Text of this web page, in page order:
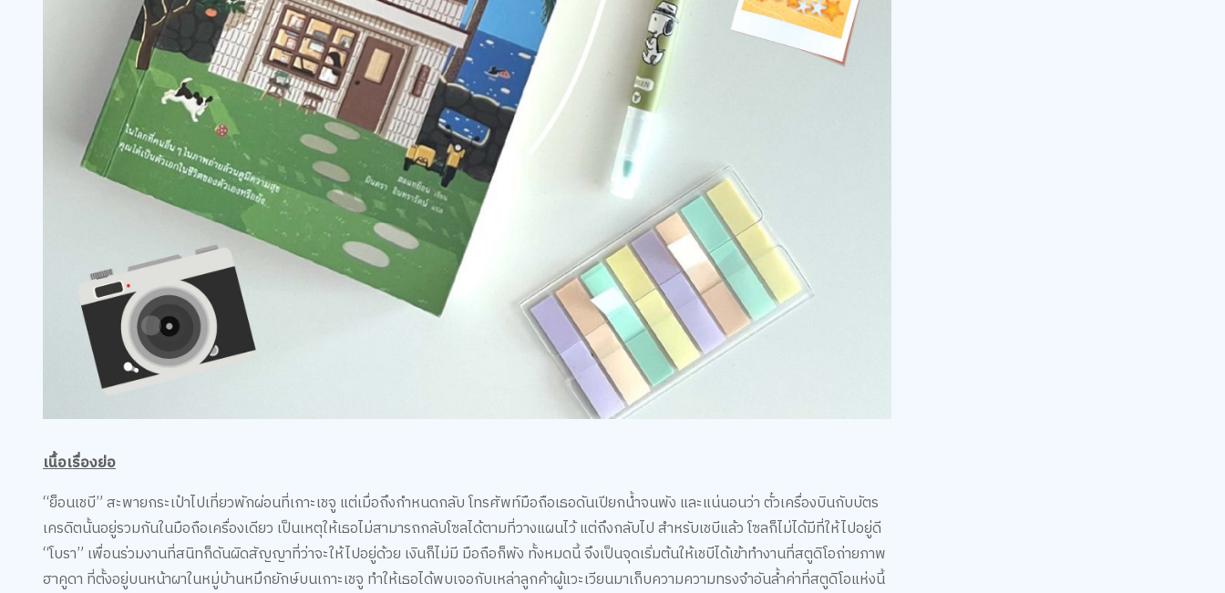
เนื้อเรื่องย่อ
“ย็อนเชบี” สะพายกระเป๋าไปเที่ยวพักผ่อนที่เกาะเชจู แต่เมื่อถึงกำหนดกลับ โทรศัพท์มือถือเธอดันเปียกน้ำจนพัง และแน่นอนว่า ตั๋วเครื่องบินกับบัตร
เครดิตนั้นอยู่รวมกันในมือถือเครื่องเดียว เป็นเหตุให้เธอไม่สามารถกลับโซลได้ตามที่วางแผนไว้ แต่ถึงกลับไป สำหรับเชบีแล้ว โซลก็ไม่ได้มีที่ให้ไปอยู่ดี
“โบรา” เพื่อนร่วมงานที่สนิทก็ดันผิดสัญญาที่ว่าจะให้ไปอยู่ด้วย เงินก็ไม่มี มือถือก็พัง ทั้งหมดนี้ จึงเป็นจุดเริ่มต้นให้เชบีได้เข้าทำงานที่สตูดิโอถ่ายภาพ
ฮาคูดา ที่ตั้งอยู่บนหน้าผาในหมู่บ้านหมึกยักษ์บนเกาะเชจู ทำให้เธอได้พบเจอกับเหล่าลูกค้าผู้แวะเวียนมาเก็บความความทรงจำอันล้ำค่าที่สตูดิโอแห่งนี้